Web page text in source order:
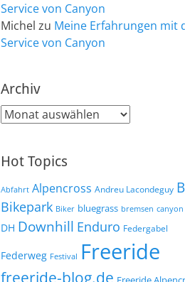
Service von Canyon
Michel zu Meine Erfahrungen mit
Service von Canyon
Archiv
Archiv
Hot Topics
Abfahrt Alpencross Andreu Lacondeguy
Bikepark Biker bluegrass bremsen canyon
DH Downhill Enduro Federgabel
Federweg Festival Freeride
freeride-blog.de